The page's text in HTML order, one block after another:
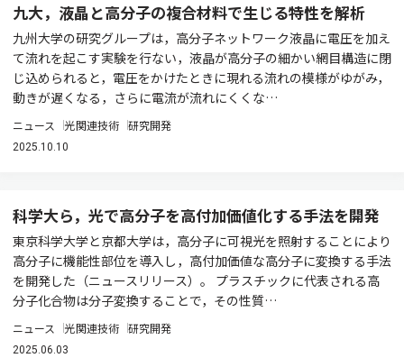
九大，液晶と高分子の複合材料で生じる特性を解析
九州大学の研究グループは，高分子ネットワーク液晶に電圧を加え
て流れを起こす実験を行ない，液晶が高分子の細かい網目構造に閉
じ込められると，電圧をかけたときに現れる流れの模様がゆがみ，
動きが遅くなる，さらに電流が流れにくくな…
ニュース 光関連技術 研究開発
2025.10.10
科学大ら，光で高分子を高付加価値化する手法を開発
東京科学大学と京都大学は，高分子に可視光を照射することにより
高分子に機能性部位を導入し，高付加価値な高分子に変換する手法
を開発した（ニュースリリース）。 プラスチックに代表される高
分子化合物は分子変換することで，その性質…
ニュース 光関連技術 研究開発
2025.06.03